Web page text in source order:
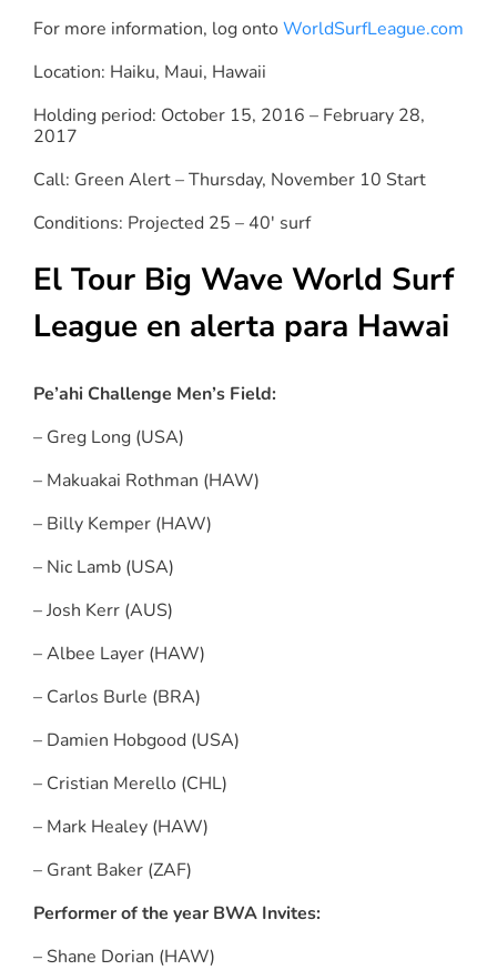
For more information, log ontoWorldSurfLeague.com
Location: Haiku, Maui, Hawaii
Holding period: October 15, 2016 – February 28,
2017
Call: Green Alert – Thursday, November 10 Start
Conditions: Projected 25 – 40′ surf
El Tour Big Wave World Surf
League en alerta para Hawai
Pe’ahi Challenge Men’s Field:
– Greg Long (USA)
– Makuakai Rothman (HAW)
– Billy Kemper (HAW)
– Nic Lamb (USA)
– Josh Kerr (AUS)
– Albee Layer (HAW)
– Carlos Burle (BRA)
– Damien Hobgood (USA)
– Cristian Merello (CHL)
– Mark Healey (HAW)
– Grant Baker (ZAF)
Performer of the year BWA Invites:
– Shane Dorian (HAW)